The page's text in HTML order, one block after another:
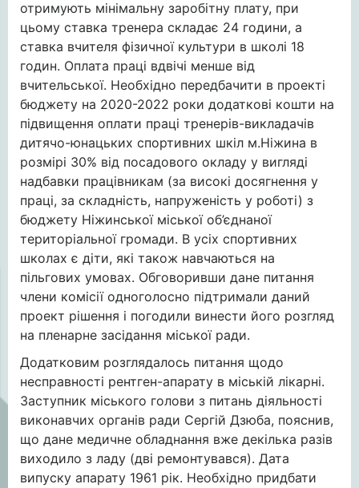
отримують мінімальну заробітну плату, при
цьому ставка тренера складає 24 години, а
ставка вчителя фізичної культури в школі 18
годин. Оплата праці вдвічі менше від
вчительської. Необхідно передбачити в проекті
бюджету на 2020-2022 роки додаткові кошти на
підвищення оплати праці тренерів-викладачів
дитячо-юнацьких спортивних шкіл м.Ніжина в
розмірі 30% від посадового окладу у вигляді
надбавки працівникам (за високі досягнення у
праці, за складність, напруженість у роботі) з
бюджету Ніжинської міської об’єднаної
територіальної громади. В усіх спортивних
школах є діти, які також навчаються на
пільгових умовах. Обговоривши дане питання
члени комісії одноголосно підтримали даний
проект рішення і погодили винести його розгляд
на пленарне засідання міської ради.
Додатковим розглядалось питання щодо
несправності рентген-апарату в міській лікарні.
Заступник міського голови з питань діяльності
виконавчих органів ради Сергій Дзюба, пояснив,
що дане медичне обладнання вже декілька разів
виходило з ладу (дві ремонтувався). Дата
випуску апарату 1961 рік. Необхідно придбати